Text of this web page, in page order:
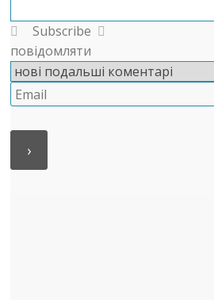
Subscribe
повідомляти